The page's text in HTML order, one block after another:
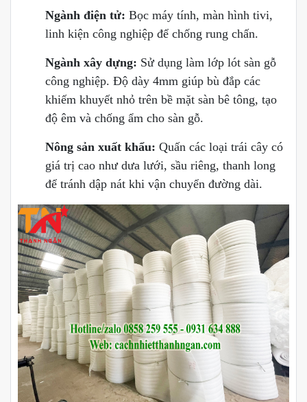
Ngành điện tử: Bọc máy tính, màn hình tivi,
linh kiện công nghiệp để chống rung chấn.
Ngành xây dựng: Sử dụng làm lớp lót sàn gỗ
công nghiệp. Độ dày 4mm giúp bù đắp các
khiếm khuyết nhỏ trên bề mặt sàn bê tông, tạo
độ êm và chống ẩm cho sàn gỗ.
Nông sản xuất khẩu: Quấn các loại trái cây có
giá trị cao như dưa lưới, sầu riêng, thanh long
để tránh dập nát khi vận chuyển đường dài.